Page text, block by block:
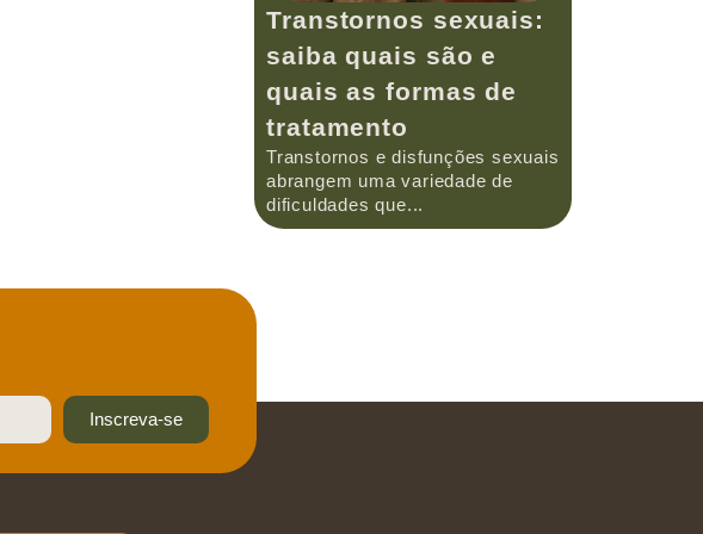
Transtornos sexuais:
saiba quais são e
quais as formas de
tratamento
Transtornos e disfunções sexuais
abrangem uma variedade de
dificuldades que...
Inscreva-se